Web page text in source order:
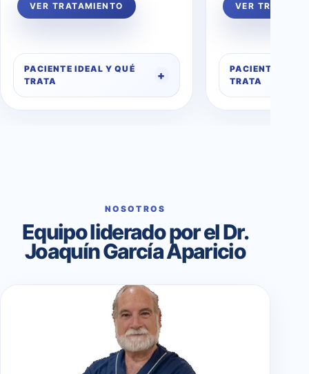
VER TRATAMIENTO
PACIENTE IDEAL Y QUÉ
TRATA
VER
PACIENTE
TRATA
NOSOTROS
Equipo liderado por el Dr.
Joaquín García Aparicio